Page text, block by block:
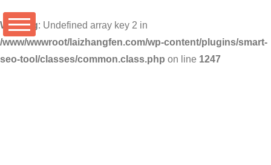
Warning: Undefined array key 2 in
/www/wwwroot/laizhangfen.com/wp-content/plugins/smart-
seo-tool/classes/common.class.php on line 1247